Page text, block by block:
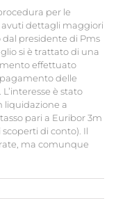
per le
avuti dettagli maggiori
dal presidente di Pms
si è trattato di una
effettuato
delle
è stato
liquidazione a
pari a Euribor 3m
di conto). Il
ma comunque